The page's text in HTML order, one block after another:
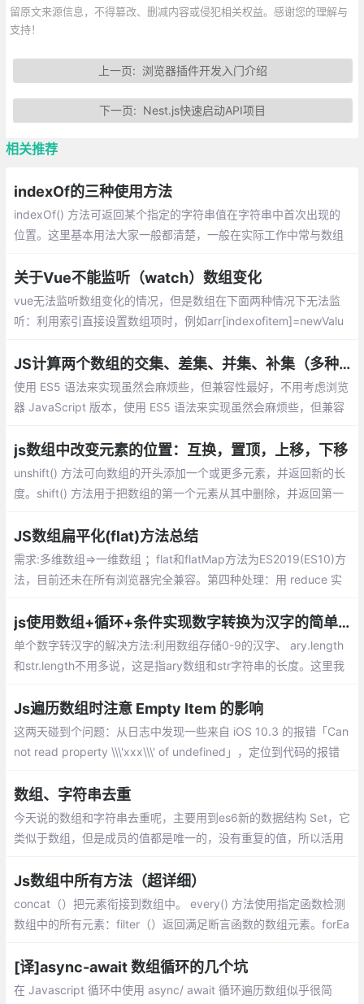
留原文来源信息，不得篡改、删减内容或侵犯相关权益。感谢您的理解与
支持！
上一页: 浏览器插件开发入门介绍
下一页: Nest.js快速启动API项目
相关推荐
indexOf的三种使用方法
indexOf() 方法可返回某个指定的字符串值在字符串中首次出现的
位置。这里基本用法大家一般都清楚，一般在实际工作中常与数组
关于Vue不能监听（watch）数组变化
vue无法监听数组变化的情况，但是数组在下面两种情况下无法监
听：利用索引直接设置数组项时，例如arr[indexofitem]=newValu
JS计算两个数组的交集、差集、并集、补集（多种实现方式）
使用 ES5 语法来实现虽然会麻烦些，但兼容性最好，不用考虑浏览
器 JavaScript 版本，使用 ES5 语法来实现虽然会麻烦些，但兼容
方库。
js数组中改变元素的位置：互换，置顶，上移，下移
unshift() 方法可向数组的开头添加一个或更多元素，并返回新的长
度。shift() 方法用于把数组的第一个元素从其中删除，并返回第一
素
JS数组扁平化(flat)方法总结
需求:多维数组=>一维数组 ；flat和flatMap方法为ES2019(ES10)方
法，目前还未在所有浏览器完全兼容。第四种处理：用 reduce 实
js使用数组+循环+条件实现数字转换为汉字的简单方法。
单个数字转汉字的解决方法:利用数组存储0-9的汉字、 ary.length
和str.length不用多说，这是指ary数组和str字符串的长度。这里我
为j的元素,在ary中索引为i的元素。
Js遍历数组时注意 Empty Item 的影响
这两天碰到个问题：从日志中发现一些来自 iOS 10.3 的报错「Can
not read property \\\'xxx\\\' of undefined」，定位到代码的报错
Object，但实际上出现了异常的元素
数组、字符串去重
今天说的数组和字符串去重呢，主要用到es6新的数据结构 Set，它
类似于数组，但是成员的值都是唯一的，没有重复的值，所以活用
Js数组中所有方法（超详细）
concat（）把元素衔接到数组中。 every() 方法使用指定函数检测
数组中的所有元素：filter（）返回满足断言函数的数组元素。forEa
[译]async-await 数组循环的几个坑
在 Javascript 循环中使用 async/ await 循环遍历数组似乎很简